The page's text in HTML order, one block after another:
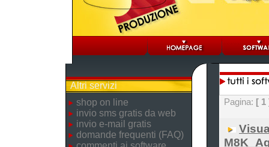
Altri servizi
shop on line
invio sms gratis da web
invio e-mail gratis
domande frequenti (FAQ)
Pagina: [ 1